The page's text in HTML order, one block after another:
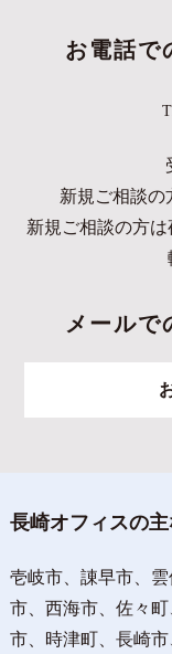
お電話で
新規ご相談の
新規ご相談の方
メールで
長崎オフィスの
壱岐市、諌早市、
市、西海市、佐々
市、時津町、長崎